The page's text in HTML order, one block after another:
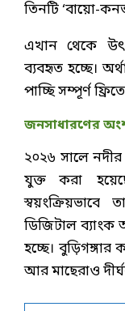
তিনটি ‘বায়ো-
এখান থেকে
ব্যবহৃত হচ্ছে।
পাচ্ছি সম্পূর্ণ
জনসাধারণের
২০২৬ সালে
যুক্ত করা
ডিজিটাল ব্যাংক
হচ্ছে।
আর মাছেরাও